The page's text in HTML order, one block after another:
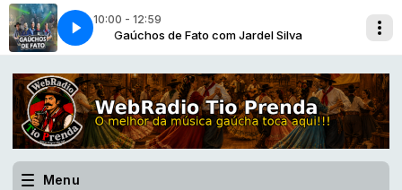
10:00 - 12:59
Gaúchos de Fato com Jardel Silva
Peleador [Grupo Gaúchos de Fato]
Menu